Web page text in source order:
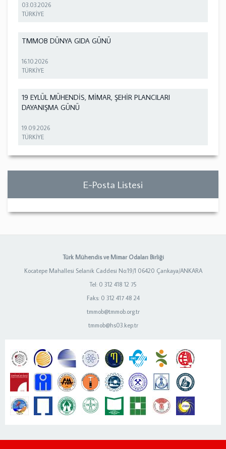
03.03.2026
TÜRKİYE
TMMOB DÜNYA GIDA GÜNÜ
16.10.2026
TÜRKİYE
19 EYLÜL MÜHENDİS, MİMAR, ŞEHİR PLANCILARI
DAYANIŞMA GÜNÜ
19.09.2026
TÜRKİYE
E-Posta Listesi
Türk Mühendis ve Mimar Odaları Birliği
Kocatepe Mahallesi Selanik Caddesi No:19/1 06420 Çankaya/ANKARA
Tel: 0 312 418 12 75
Faks: 0 312 417 48 24
tmmob@tmmob.org.tr
tmmob@hs03.kep.tr